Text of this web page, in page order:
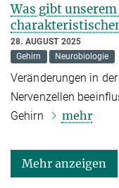
Was gibt
28. AUGUST 2025
Gehirn
Neurobiologie
Veränderungen in
Nervenzellen
Gehirn
mehr
Mehr anzeigen